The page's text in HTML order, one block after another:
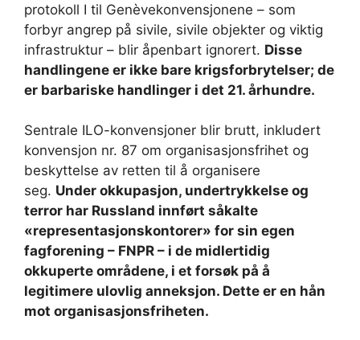
protokoll I til Genèvekonvensjonene – som
forbyr angrep på sivile, sivile objekter og viktig
infrastruktur – blir åpenbart ignorert. Disse
handlingene er ikke bare krigsforbrytelser; de
er barbariske handlinger i det 21. århundre.
Sentrale ILO-konvensjoner blir brutt, inkludert
konvensjon nr. 87 om organisasjonsfrihet og
beskyttelse av retten til å organisere
seg. Under okkupasjon, undertrykkelse og
terror har Russland innført såkalte
«representasjonskontorer» for sin egen
fagforening – FNPR – i de midlertidig
okkuperte områdene, i et forsøk på å
legitimere ulovlig anneksjon. Dette er en hån
mot organisasjonsfriheten.